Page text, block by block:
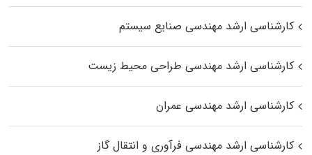
کارشناسی ارشد مهندسی صنایع سیستم
کارشناسی ارشد مهندسی طراحی محیط زیست
کارشناسی ارشد مهندسی عمران
کارشناسی ارشد مهندسی فرآوری و انتقال گاز